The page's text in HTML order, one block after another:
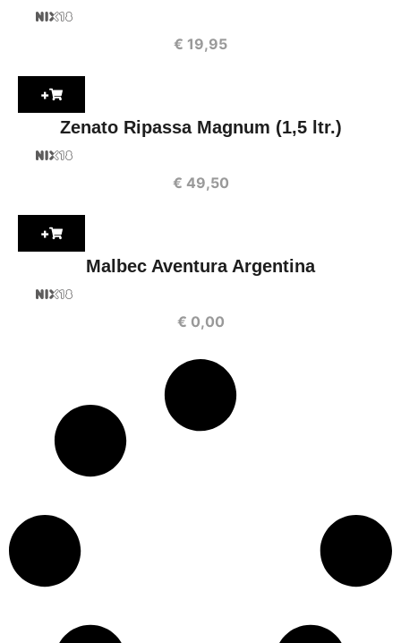
€ 19,95
+
Zenato Ripassa Magnum (1,5 ltr.)
€ 49,50
+
Malbec Aventura Argentina
€ 0,00